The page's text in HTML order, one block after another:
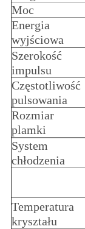
Moc
Energia
wyjściowa
Szerokość
impulsu
Częstotliwość
pulsowania
Rozmiar
plamki
System
chłodzenia
Temperatura
kryształu